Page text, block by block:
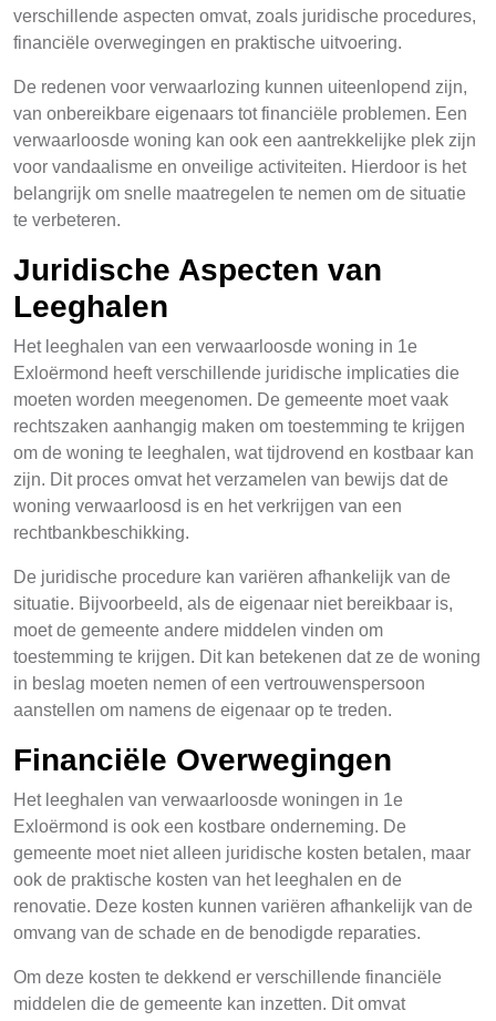
verschillende aspecten omvat, zoals juridische procedures,
financiële overwegingen en praktische uitvoering.
De redenen voor verwaarlozing kunnen uiteenlopend zijn,
van onbereikbare eigenaars tot financiële problemen. Een
verwaarloosde woning kan ook een aantrekkelijke plek zijn
voor vandaalisme en onveilige activiteiten. Hierdoor is het
belangrijk om snelle maatregelen te nemen om de situatie
te verbeteren.
Juridische Aspecten van
Leeghalen
Het leeghalen van een verwaarloosde woning in 1e
Exloërmond heeft verschillende juridische implicaties die
moeten worden meegenomen. De gemeente moet vaak
rechtszaken aanhangig maken om toestemming te krijgen
om de woning te leeghalen, wat tijdrovend en kostbaar kan
zijn. Dit proces omvat het verzamelen van bewijs dat de
woning verwaarloosd is en het verkrijgen van een
rechtbankbeschikking.
De juridische procedure kan variëren afhankelijk van de
situatie. Bijvoorbeeld, als de eigenaar niet bereikbaar is,
moet de gemeente andere middelen vinden om
toestemming te krijgen. Dit kan betekenen dat ze de woning
in beslag moeten nemen of een vertrouwenspersoon
aanstellen om namens de eigenaar op te treden.
Financiële Overwegingen
Het leeghalen van verwaarloosde woningen in 1e
Exloërmond is ook een kostbare onderneming. De
gemeente moet niet alleen juridische kosten betalen, maar
ook de praktische kosten van het leeghalen en de
renovatie. Deze kosten kunnen variëren afhankelijk van de
omvang van de schade en de benodigde reparaties.
Om deze kosten te dekkend er verschillende financiële
middelen die de gemeente kan inzetten. Dit omvat